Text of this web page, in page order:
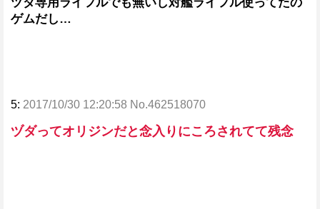
ゲムだし…
5: 2017/10/30 12:20:58 No.462518070
ヅダってオリジンだと念入りにころされてて残念